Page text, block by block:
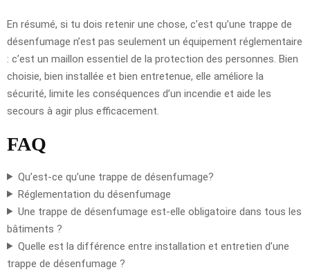
En résumé, si tu dois retenir une chose, c’est qu’une trappe de
désenfumage n’est pas seulement un équipement réglementaire
: c’est un maillon essentiel de la protection des personnes. Bien
choisie, bien installée et bien entretenue, elle améliore la
sécurité, limite les conséquences d’un incendie et aide les
secours à agir plus efficacement.
FAQ
Qu’est-ce qu’une trappe de désenfumage?
Réglementation du désenfumage
Une trappe de désenfumage est-elle obligatoire dans tous les
bâtiments ?
Quelle est la différence entre installation et entretien d’une
trappe de désenfumage ?